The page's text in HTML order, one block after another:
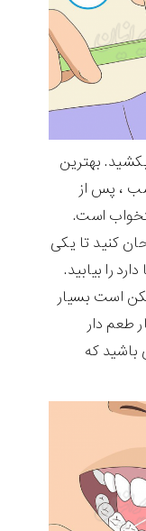
بهترین
، پس از
است.
کنید تا یکی
را بیابید.
است بسیار
طعم دار
باشید که